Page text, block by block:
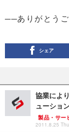
──ありがとう
シェア
協業によ
ューショ
製品・サー
2011.8.25